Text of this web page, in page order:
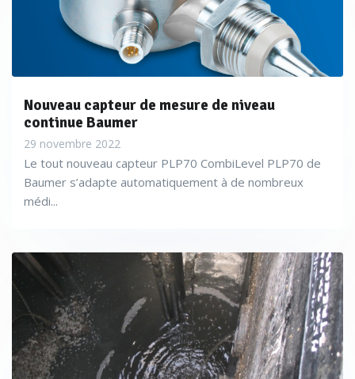
Nouveau capteur de mesure de niveau
continue Baumer
29 novembre 2022
Le tout nouveau capteur PLP70 CombiLevel PLP70 de
Baumer s’adapte automatiquement à de nombreux
médi...